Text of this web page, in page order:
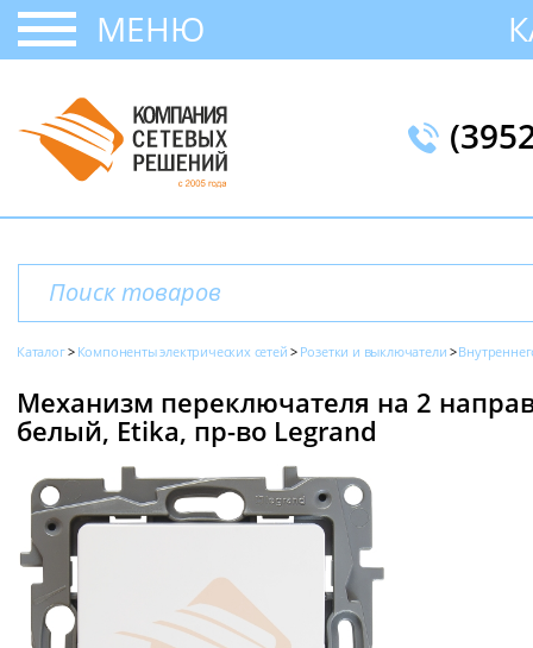
МЕНЮ
Каталог Компоненты электрических сетей Розетки и выключатели
Механизм переключателя на 2
белый, Etika, пр-во Legrand